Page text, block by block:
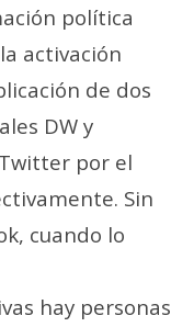
política
activación
de dos
DW y
por el
Sin
cuando lo
hay personas